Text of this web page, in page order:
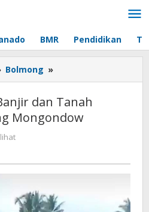
BMR Pendidikan
Bolmong »
Kejadian
dan
Tanah
dan Tanah
Mongondow